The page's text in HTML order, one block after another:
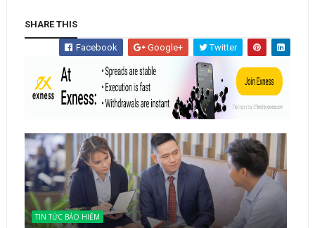
SHARE THIS
Facebook Google+ Twitter
TIN TỨC BẢO HIỂM